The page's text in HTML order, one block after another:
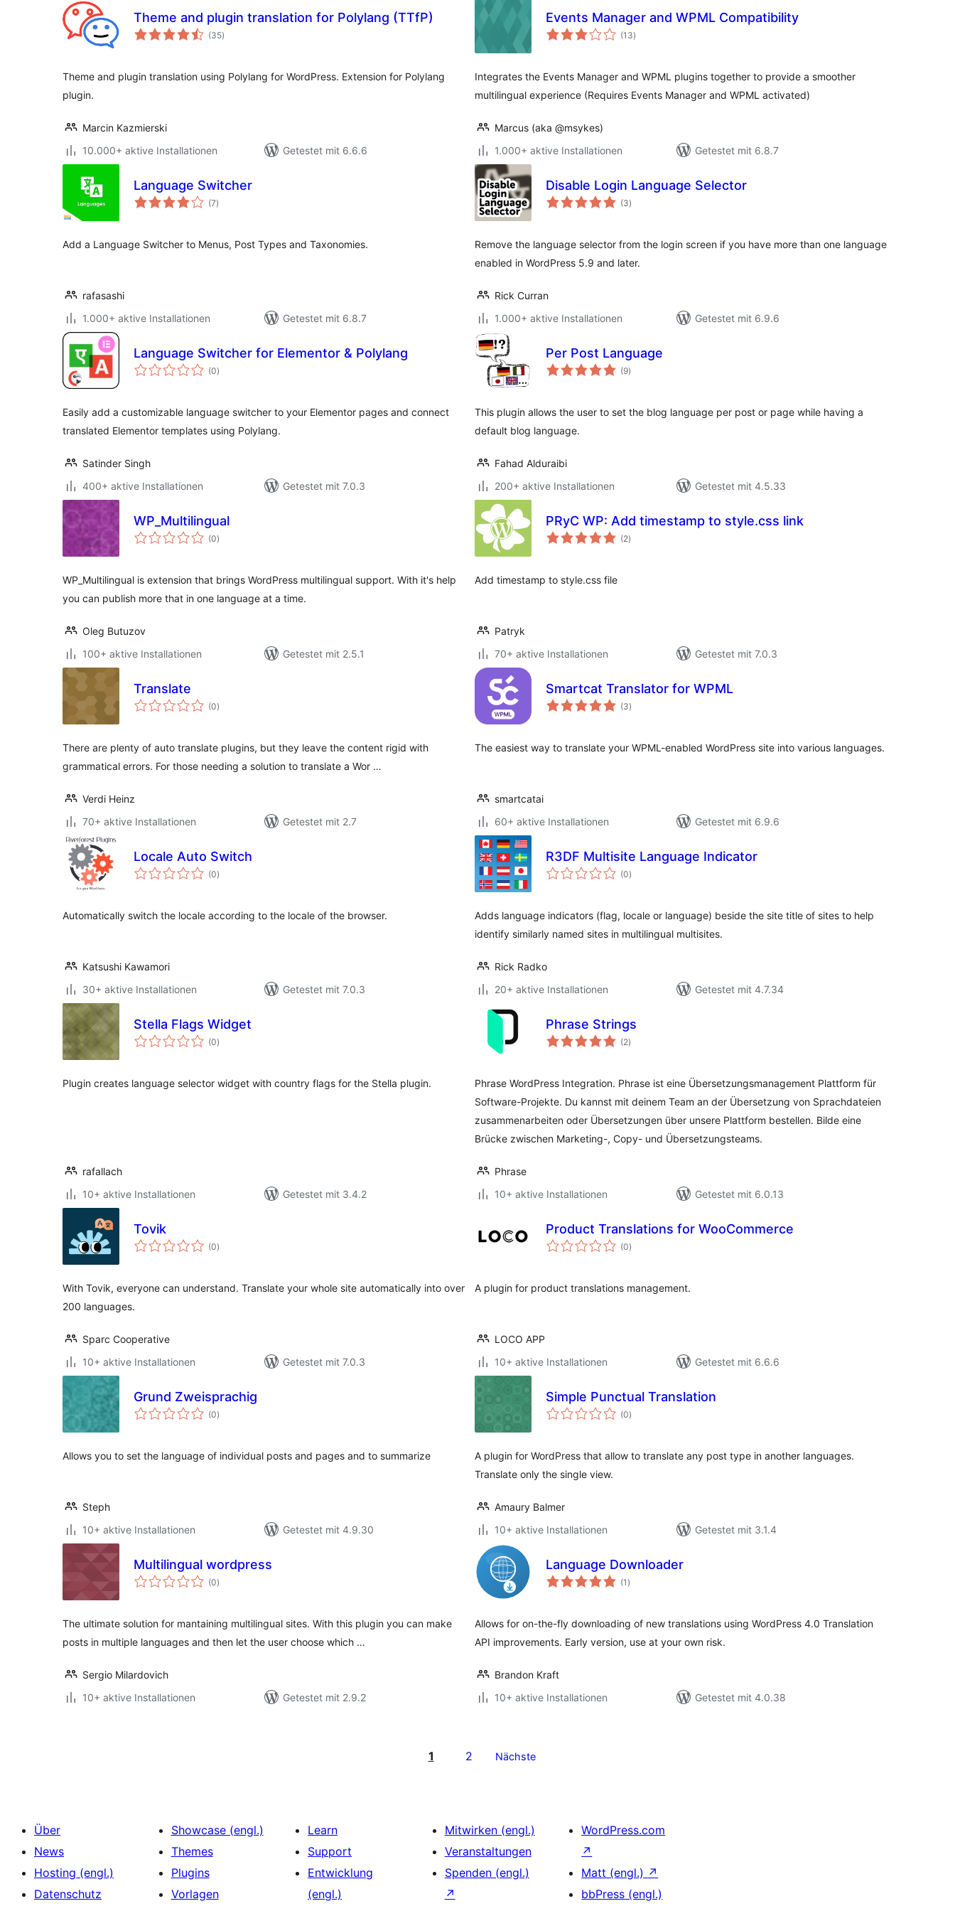
Theme and plugin translation for Polylang (TTfP)
(35Bewertungen
insgesamt
)
Theme and plugin translation using Polylang for WordPress. Extension for Polylang
plugin.
Marcin Kazmierski
10.000+ aktive Installationen
Getestet mit 6.6.6
Events Manager and WPML Compatibility
(13Bewertungen
insgesamt
)
Integrates the Events Manager and WPML plugins together to provide a smoother
multilingual experience (Requires Events Manager and WPML activated)
Marcus (aka @msykes)
1.000+ aktive Installationen
Getestet mit 6.8.7
Language Switcher
(7Bewertungen
insgesamt
)
Add a Language Switcher to Menus, Post Types and Taxonomies.
rafasashi
1.000+ aktive Installationen
Getestet mit 6.8.7
Disable Login Language Selector
(3Bewertungen
insgesamt
)
Remove the language selector from the login screen if you have more than one language
enabled in WordPress 5.9 and later.
Rick Curran
1.000+ aktive Installationen
Getestet mit 6.9.6
Language Switcher for Elementor & Polylang
(0Bewertungen
insgesamt
)
Easily add a customizable language switcher to your Elementor pages and connect
translated Elementor templates using Polylang.
Satinder Singh
400+ aktive Installationen
Getestet mit 7.0.3
Per Post Language
(9Bewertungen
insgesamt
)
This plugin allows the user to set the blog language per post or page while having a
default blog language.
Fahad Alduraibi
200+ aktive Installationen
Getestet mit 4.5.33
WP_Multilingual
(0Bewertungen
insgesamt
)
WP_Multilingual is extension that brings WordPress multilingual support. With it's help
you can publish more that in one language at a time.
Oleg Butuzov
100+ aktive Installationen
Getestet mit 2.5.1
PRyC WP: Add timestamp to style.css link
(2Bewertungen
insgesamt
)
Add timestamp to style.css file
Patryk
70+ aktive Installationen
Getestet mit 7.0.3
Translate
(0Bewertungen
insgesamt
)
There are plenty of auto translate plugins, but they leave the content rigid with
grammatical errors. For those needing a solution to translate a Wor …
Verdi Heinz
70+ aktive Installationen
Getestet mit 2.7
Smartcat Translator for WPML
(3Bewertungen
insgesamt
)
The easiest way to translate your WPML-enabled WordPress site into various languages.
smartcatai
60+ aktive Installationen
Getestet mit 6.9.6
Locale Auto Switch
(0Bewertungen
insgesamt
)
Automatically switch the locale according to the locale of the browser.
Katsushi Kawamori
30+ aktive Installationen
Getestet mit 7.0.3
R3DF Multisite Language Indicator
(0Bewertungen
insgesamt
)
Adds language indicators (flag, locale or language) beside the site title of sites to help
identify similarly named sites in multilingual multisites.
Rick Radko
20+ aktive Installationen
Getestet mit 4.7.34
Stella Flags Widget
(0Bewertungen
insgesamt
)
Plugin creates language selector widget with country flags for the Stella plugin.
rafallach
10+ aktive Installationen
Getestet mit 3.4.2
Phrase Strings
(2Bewertungen
insgesamt
)
Phrase WordPress Integration. Phrase ist eine Übersetzungsmanagement Plattform für
Software-Projekte. Du kannst mit deinem Team an der Übersetzung von Sprachdateien
zusammenarbeiten oder Übersetzungen über unsere Plattform bestellen. Bilde eine
Brücke zwischen Marketing-, Copy- und Übersetzungsteams.
Phrase
10+ aktive Installationen
Getestet mit 6.0.13
Tovik
(0Bewertungen
insgesamt
)
With Tovik, everyone can understand. Translate your whole site automatically into over
200 languages.
Sparc Cooperative
10+ aktive Installationen
Getestet mit 7.0.3
Product Translations for WooCommerce
(0Bewertungen
insgesamt
)
A plugin for product translations management.
LOCO APP
10+ aktive Installationen
Getestet mit 6.6.6
Grund Zweisprachig
(0Bewertungen
insgesamt
)
Allows you to set the language of individual posts and pages and to summarize
Steph
10+ aktive Installationen
Getestet mit 4.9.30
Simple Punctual Translation
(0Bewertungen
insgesamt
)
A plugin for WordPress that allow to translate any post type in another languages.
Translate only the single view.
Amaury Balmer
10+ aktive Installationen
Getestet mit 3.1.4
Multilingual wordpress
(0Bewertungen
insgesamt
)
The ultimate solution for mantaining multilingual sites. With this plugin you can make
posts in multiple languages and then let the user choose which …
Sergio Milardovich
10+ aktive Installationen
Getestet mit 2.9.2
Language Downloader
(1 Bewertungen
insgesamt
)
Allows for on-the-fly downloading of new translations using WordPress 4.0 Translation
API improvements. Early version, use at your own risk.
Brandon Kraft
10+ aktive Installationen
Getestet mit 4.0.38
1 2 Nächste
Über
News
Hosting (engl.)
Datenschutz
Showcase (engl.)
Themes
Plugins
Vorlagen
Learn
Support
Entwicklung
(engl.)
Mitwirken (engl.)
Veranstaltungen
Spenden (engl.)
↗
WordPress.com
↗
Matt (engl.) ↗
bbPress (engl.)